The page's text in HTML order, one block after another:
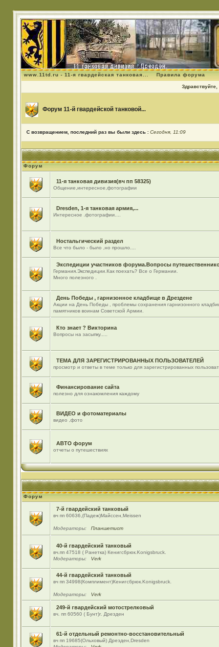
www.11td.ru - 11-я гвардейская танковая... Правила форума
Здравствуйте,
Форум 11-й гвардейской танковой...
С возвращением, последний раз вы были здесь : Сегодня, 11:09
Форум
11-я танковая дивизия(вч пп 58325)
Общение,интересное,фотографии
Dresden, 1-я танковая армия,...
Интересное .фотографии....
Ностальгический раздел
Все что было - было ,но прошло....
Экспедиции участников форума.Вопросы
Германия.Экспедиции.Как поехать? Все о Германии.
Много полезного .
День Победы , гарнизонное кладбище в Дрездене
Акции на День Победы , проблемы сохранения гарнизонного
памятников воинам Советской Армии.
Кто знает ? Викторина
Вопросы на засыпку.....
ТЕМА ДЛЯ ЗАРЕГИСТРИРОВАННЫХ ПОЛЬЗОВАТЕЛЕЙ
просмотр и ответы в теме только для зарегистрированных
Финансирование сайта
полезно для ознакомления каждому
ВИДЕО и фотоматериалы
видео ,фото
АВТО форум
отчеты о путешествиях
Форум
7-й гвардейский танковый
вч пп 60636,(Падеж)Майсcен,Meissen
Модераторы: Планшетист
40-й гвардейский танковый
вч.пп 47518 ( Ранетка) Кенигсбрюк.Konigsbruck.
Модераторы:
Verk
44-й гвардейский танковый
вч пп 34998(Комплимент)Кенигсбрюк.Konigsbruck.
Модераторы: Verk
249-й гвардейский мотострелковый
вч. пп 60560 ( Бунт)г. Дрезден
61-й отдельный ремонтно-восстановительный
вч пп 19685(Ольховый) Дрезден,Dresden